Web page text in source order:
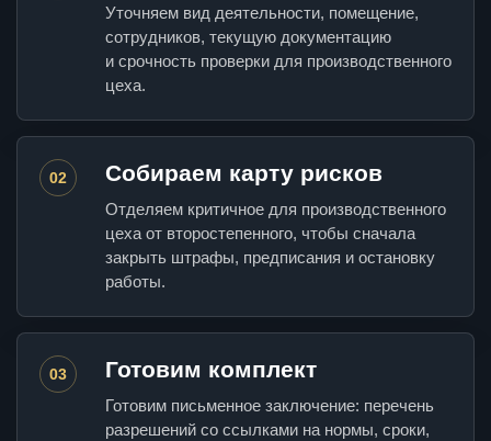
Уточняем вид деятельности, помещение,
сотрудников, текущую документацию
и срочность проверки для производственного
цеха.
02 Собираем карту рисков
Отделяем критичное для производственного
цеха от второстепенного, чтобы сначала
закрыть штрафы, предписания и остановку
работы.
03 Готовим комплект
Готовим письменное заключение: перечень
разрешений со ссылками на нормы, сроки,